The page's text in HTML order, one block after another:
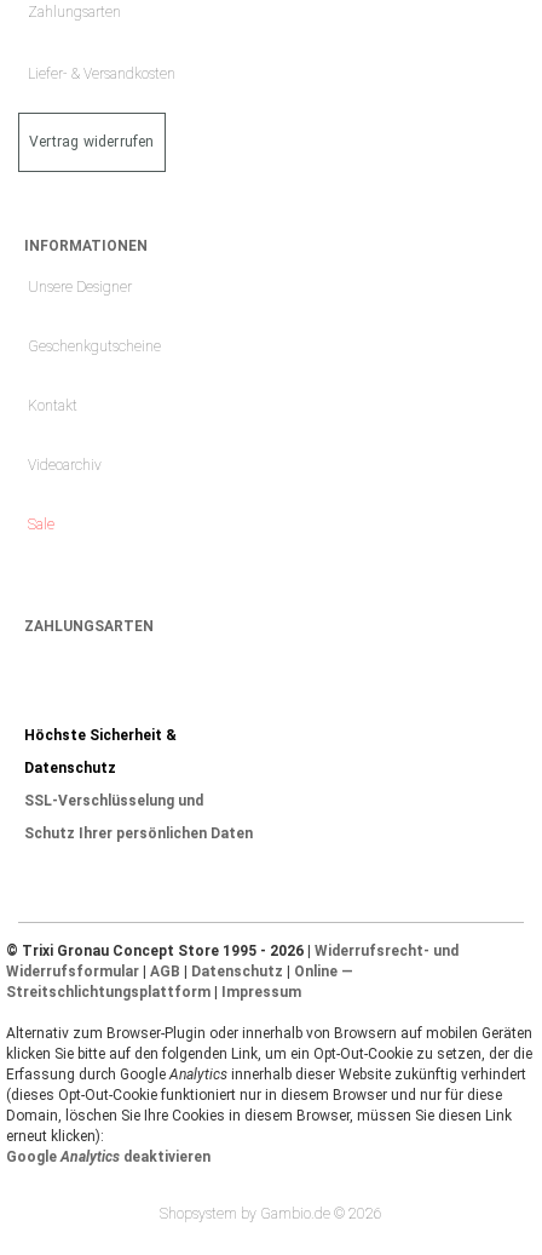
Zahlungsarten
Liefer- & Versandkosten
Vertrag widerrufen
INFORMATIONEN
Unsere Designer
Geschenkgutscheine
Kontakt
Videoarchiv
Sale
ZAHLUNGSARTEN
Höchste Sicherheit &
Datenschutz
SSL-Verschlüsselung und
Schutz Ihrer persönlichen Daten
© Trixi Gronau Concept Store 1995 - 2026 | Widerrufsrecht- und
Widerrufsformular | AGB | Datenschutz | Online —
Streitschlichtungsplattform | Impressum
Alternativ zum Browser-Plugin oder innerhalb von Browsern auf mobilen Geräten
klicken Sie bitte auf den folgenden Link, um ein Opt-Out-Cookie zu setzen, der die
Erfassung durch Google Analytics innerhalb dieser Website zukünftig verhindert
(dieses Opt-Out-Cookie funktioniert nur in diesem Browser und nur für diese
Domain, löschen Sie Ihre Cookies in diesem Browser, müssen Sie diesen Link
erneut klicken):
Google Analytics deaktivieren
Shopsystem by Gambio.de © 2026